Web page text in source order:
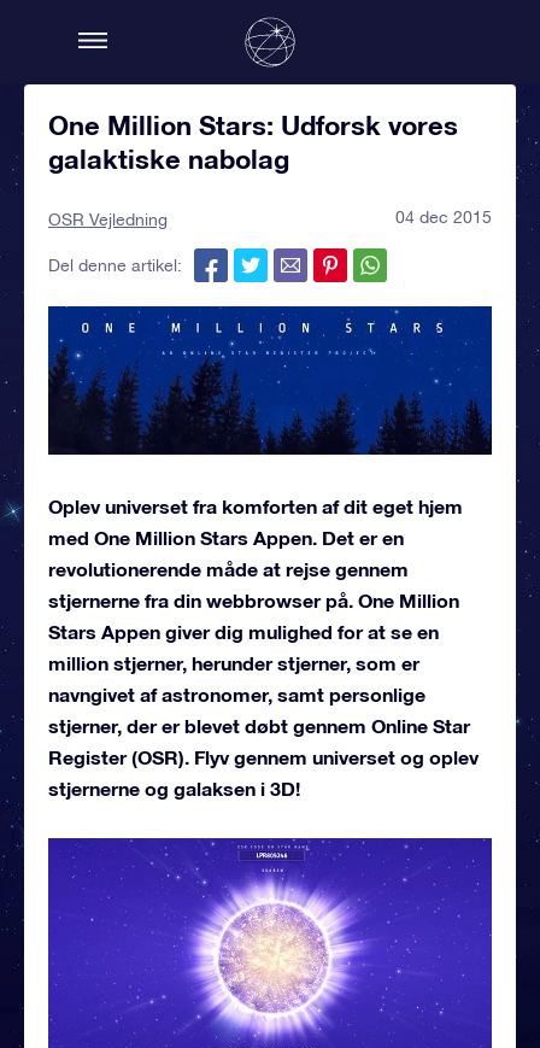
One Million Stars: Udforsk vores
galaktiske nabolag
OSR Vejledning 04 dec 2015
Del denne artikel:
Oplev universet fra komforten af dit eget hjem
med One Million Stars Appen. Det er en
revolutionerende måde at rejse gennem
stjernerne fra din webbrowser på. One Million
Stars Appen giver dig mulighed for at se en
million stjerner, herunder stjerner, som er
navngivet af astronomer, samt personlige
stjerner, der er blevet døbt gennem Online Star
Register (OSR). Flyv gennem universet og oplev
stjernerne og galaksen i 3D!